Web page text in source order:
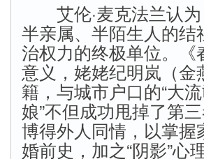
艾伦·麦克法兰认为
半亲属、半陌生人的结
治权力的终极单位。《
意义，姥姥纪明岚（
籍，与城市户口的“大
娘”不但成功甩掉了第
博得外人同情，以掌
婚前史，加之“阴影”心